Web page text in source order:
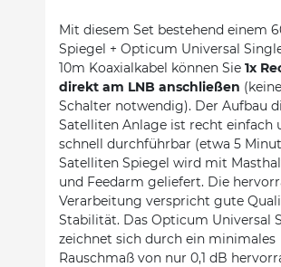
Mit diesem Set bestehend einem
Spiegel + Opticum Universal
10m Koaxialkabel können Sie 1x
direkt am LNB anschließen
Schalter notwendig). Der Aufbau
Satelliten Anlage ist recht einfach
schnell durchführbar (etwa 5
Satelliten Spiegel wird mit
und Feedarm geliefert. Die
Verarbeitung verspricht gute
Stabilität. Das Opticum Universal
zeichnet sich durch ein minimales
Rauschmaß von nur 0,1 dB